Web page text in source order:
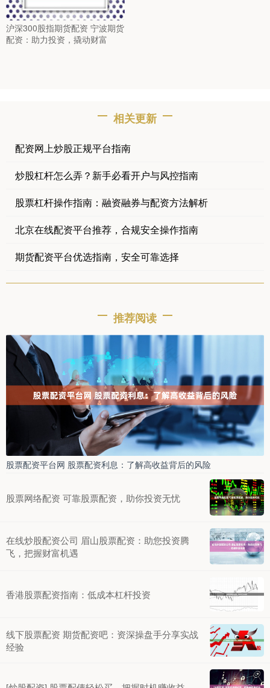
沪深300股指期货配资 宁波期货
配资：助力投资，撬动财富
相关更新
配资网上炒股正规平台指南
炒股杠杆怎么弄？新手必看开户与风控指南
股票杠杆操作指南：融资融券与配资方法解析
北京在线配资平台推荐，合规安全操作指南
期货配资平台优选指南，安全可靠选择
推荐阅读
股票配资平台网 股票配资利息：了解高收益背后的风险
股票网络配资 可靠股票配资，助你投资无忧
在线炒股配资公司 眉山股票配资：助您投资腾
飞，把握财富机遇
香港股票配资指南：低成本杠杆投资
线下股票配资 期货配资吧：资深操盘手分享实战
经验